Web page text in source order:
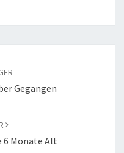
Gegangen
6 Monate Alt